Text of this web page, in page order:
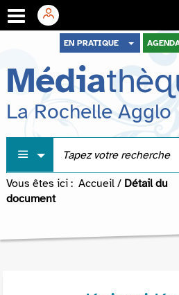
menu
contenu
recherche
EN PRATIQUE
Média
La Rochelle Agglo
Vous êtes ici : Accueil / Détail du
document